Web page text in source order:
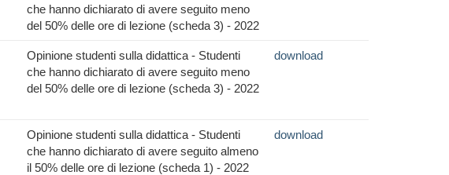
che hanno dichiarato di avere seguito meno
del 50% delle ore di lezione (scheda 3) - 2022
Opinione studenti sulla didattica - Studenti
che hanno dichiarato di avere seguito meno
del 50% delle ore di lezione (scheda 3) - 2022
download
Opinione studenti sulla didattica - Studenti
che hanno dichiarato di avere seguito almeno
il 50% delle ore di lezione (scheda 1) - 2022
download